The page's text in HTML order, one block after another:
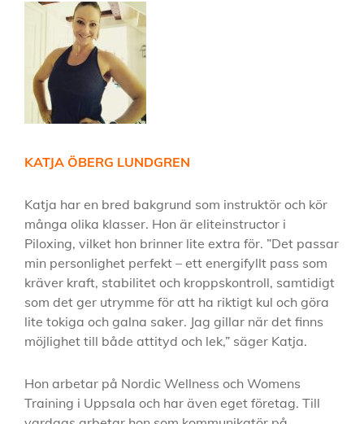
KATJA ÖBERG LUNDGREN
Katja har en bred bakgrund som instruktör och kör
många olika klasser. Hon är eliteinstructor i
Piloxing, vilket hon brinner lite extra för. ”Det passar
min personlighet perfekt – ett energifyllt pass som
kräver kraft, stabilitet och kroppskontroll, samtidigt
som det ger utrymme för att ha riktigt kul och göra
lite tokiga och galna saker. Jag gillar när det finns
möjlighet till både attityd och lek,” säger Katja.
Hon arbetar på Nordic Wellness och Womens
Training i Uppsala och har även eget företag. Till